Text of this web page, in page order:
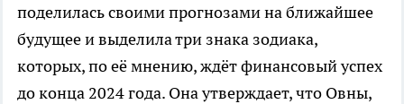
поделилась своими прогнозами на ближайшее
будущее и выделила три знака зодиака,
которых, по её мнению, ждёт финансовый успех
до конца 2024 года. Она утверждает, что Овны,